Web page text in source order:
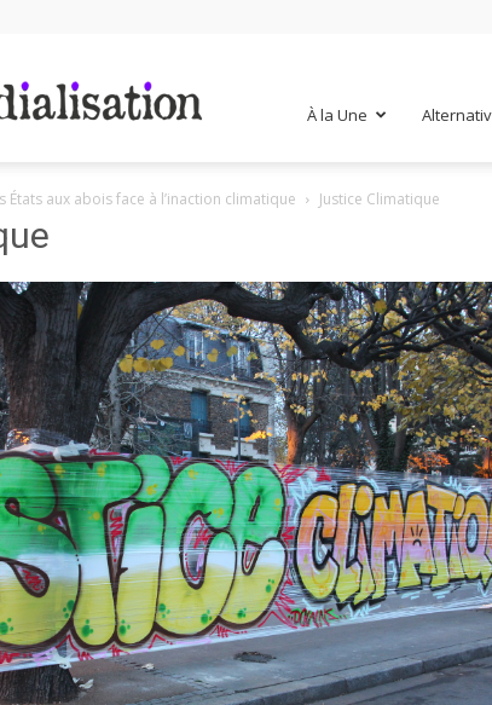
À la Une
États aux abois face à l’inaction climatique Justice Climatique